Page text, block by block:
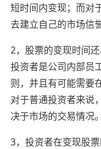
短时间内变现；而对
去建立自己的市场信
2，股票的变现时间
投资者是公司内部员
则，并且有可能需要
对于普通投资者来说
决于市场的交易情况。
3，投资者在变现股